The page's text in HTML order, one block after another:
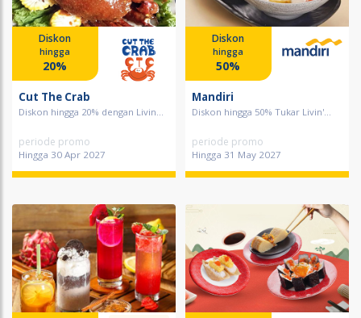
Diskon
hingga
20%
Cut The Crab
Diskon hingga 20% dengan Livin...
periode promo
Hingga 30 Apr 2027
Diskon
hingga
50%
Mandiri
Diskon hingga 50% Tukar Livin'...
periode promo
Hingga 31 May 2027